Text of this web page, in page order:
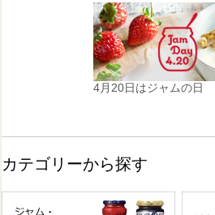
4月20日はジャムの日
カテゴリーから探す